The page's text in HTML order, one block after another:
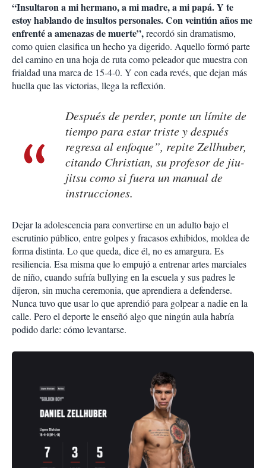
“Insultaron a mi hermano, a mi madre, a mi papá. Y te
estoy hablando de insultos personales. Con veintiún años me
enfrenté a amenazas de muerte”,recordó sin dramatismo,
como quien clasifica un hecho ya digerido. Aquello formó parte
del camino en una hoja de ruta como peleador que muestra con
frialdad una marca de 15-4-0. Y con cada revés, que dejan más
huella que las victorias, llega la reflexión.
Después de perder, ponte un límite de
tiempo para estar triste y después
regresa al enfoque”, repite Zellhuber,
citando Christian, su profesor de jiu-
jitsu como si fuera un manual de
instrucciones.
Dejar la adolescencia para convertirse en un adulto bajo el
escrutinio público, entre golpes y fracasos exhibidos, moldea de
forma distinta. Lo que queda, dice él, no es amargura. Es
resiliencia. Esa misma que lo empujó a entrenar artes marciales
de niño, cuando sufría bullying en la escuela y sus padres le
dijeron, sin mucha ceremonia, que aprendiera a defenderse.
Nunca tuvo que usar lo que aprendió para golpear a nadie en la
calle. Pero el deporte le enseñó algo que ningún aula habría
podido darle: cómo levantarse.